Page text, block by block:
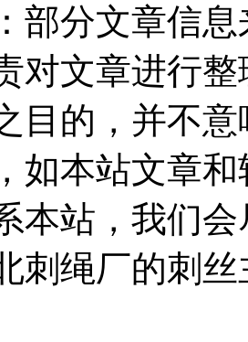
部分文章信
对文章进行
目的，并不
如本站文章
本站，我们
刺绳厂的刺
地